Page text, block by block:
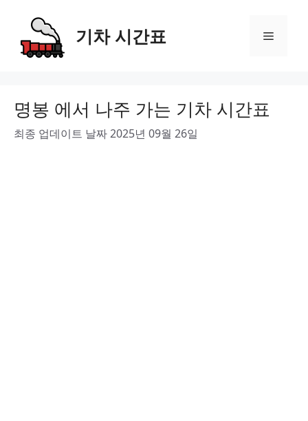
content
기차 시간표 Menu
명봉 에서 나주 가는 기차 시간표
최종 업데이트 날짜 2025년 09월 26일